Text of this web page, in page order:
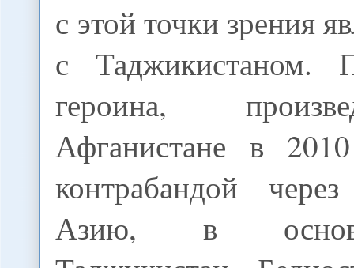
с этой точки зрения
с Таджикистаном.
героина,
Афганистане в
контрабандой
Азию, в